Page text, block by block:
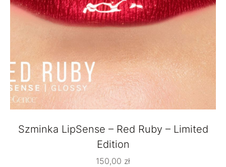
Szminka LipSense – Red Ruby – Limited
Edition
150,00 zł